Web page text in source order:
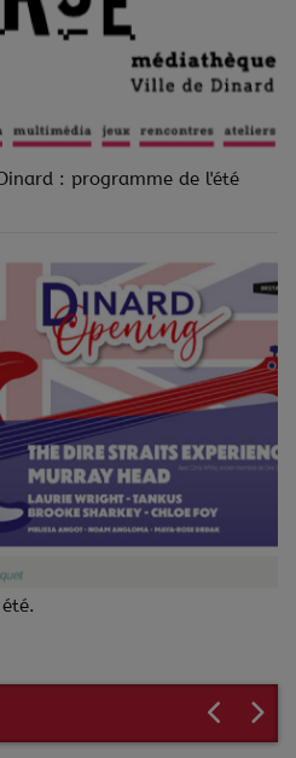
: programme de l'été